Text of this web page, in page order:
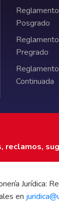
Posgrado
Pregrado
Continuada
reclamos,
en